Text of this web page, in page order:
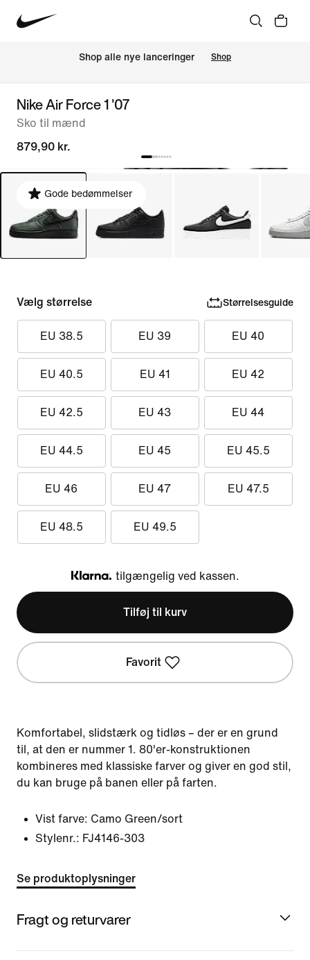
Shop alle nye lanceringer Shop
Nike Air Force 1 '07
Sko til mænd
879,90 kr.
Gode bedømmelser
Vælg størrelse Størrelsesguide
EU 38.5 EU 39 EU 40
EU 40.5 EU 41 EU 42
EU 42.5 EU 43 EU 44
EU 44.5 EU 45 EU 45.5
EU 46 EU 47 EU 47.5
EU 48.5 EU 49.5
Klarna
tilgængelig ved kassen.
Tilføj til kurv
Favorit
Komfortabel, slidstærk og tidløs – der er en grund
til, at den er nummer 1. 80'er-konstruktionen
kombineres med klassiske farver og giver en god stil,
du kan bruge på banen eller på farten.
Vist farve: Camo Green/sort
Stylenr.: FJ4146-303
Se produktoplysninger
Fragt og returvarer